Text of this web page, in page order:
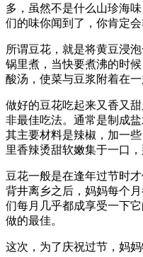
多，虽然不是什么山珍海
们的味你闻到了，你肯定
所谓豆花，就是将黄豆浸
锅里煮，当快要煮沸的时
酸汤，使菜与豆浆附着在一
做好的豆花吃起来又香又
非最佳吃法。通常是制成
其主要材料是辣椒，加一
里香辣烫甜软嫩集于一口，
豆花一般是在逢年过节时
背井离乡之后，妈妈每个
们每月几乎都成享受一下
做的最佳。
这次，为了庆祝过节，妈妈